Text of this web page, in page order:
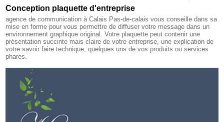
Conception plaquette d'entreprise
agence de communication à Calais Pas-de-calais vous conseille dans sa
mise en forme pour vous permettre de diffuser votre message dans un
environnement graphique original. Votre plaquette peut contenir une
présentation succinte mais claire de votre entreprise, une explication de
votre savoir faire technique, quelques uns de vos produits ou services
phares.